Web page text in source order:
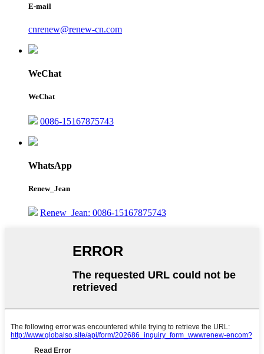
E-mail
cnrenew@renew-cn.com
WeChat
WeChat
0086-15167875743
WhatsApp
Renew_Jean
Renew_Jean: 0086-15167875743